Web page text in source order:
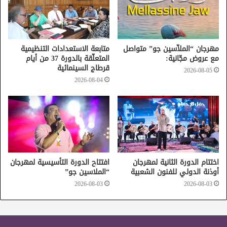
مهرجان “الملاّسين جو” متواصل
مع عروض مجّانية:
2026-08-05
متابعة الاستعدادات التنظيمية
المتعلّقة بالدورة 37 من أيام
قرطاج السينمائية
2026-08-04
اختتام الدورة الثانية لمهرجان
أوذنة الدولي للفنون الشعبية
2026-08-03
افتتاح الدورة التأسيسية لمهرجان
“الملاسين جو”
2026-08-03